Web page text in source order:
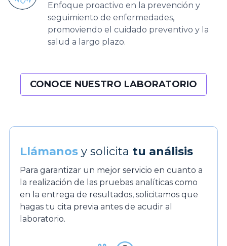
Enfoque proactivo en la prevención y
seguimiento de enfermedades,
promoviendo el cuidado preventivo y la
salud a largo plazo.
CONOCE NUESTRO LABORATORIO
Llámanos y solicita tu análisis
Para garantizar un mejor servicio en cuanto a
la realización de las pruebas analíticas como
en la entrega de resultados, solicitamos que
hagas tu cita previa antes de acudir al
laboratorio.